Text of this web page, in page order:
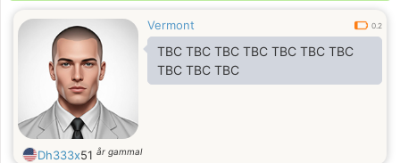
Vermont 0.2
TBC TBC TBC TBC TBC TBC TBC
TBC TBC TBC
Dh333x51 år gammal